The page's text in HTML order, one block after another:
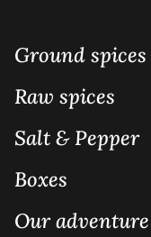
Ground spices
Raw spices
Salt & Pepper
Boxes
Our adventure